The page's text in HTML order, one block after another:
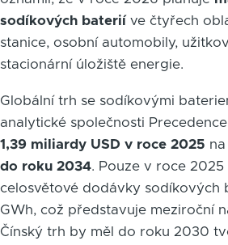
sodíkových baterií ve čtyřech
stanice, osobní automobily,
stacionární úložiště energie.
Globální trh se sodíkovými
analytické společnosti
1,39 miliardy USD v roce 2025 na
do roku 2034. Pouze v roce 2025
celosvětové dodávky sodíkových
GWh, což představuje meziroční
Čínský trh by měl do roku 2030